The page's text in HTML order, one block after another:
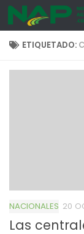
Skip to
ETIQUETADO:
NACIONALES 20
Las